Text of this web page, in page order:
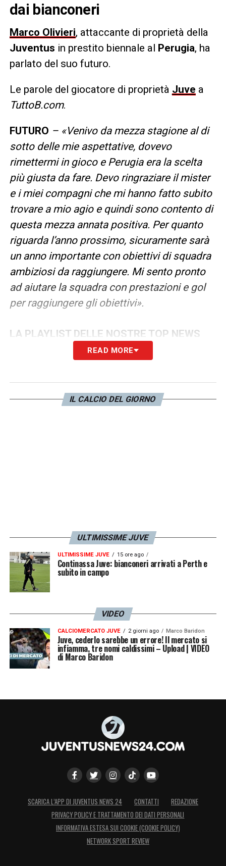
dai bianconeri
Marco Olivieri, attaccante di proprietà della
Juventus in prestito biennale al Perugia, ha
parlato del suo futuro.
Le parole del giocatore di proprietà Juve a
TuttoB.com.
FUTURO – «Venivo da mezza stagione al di
sotto delle mie aspettative, dovevo
rimettermi in gioco e Perugia era la scelta
più giusta da fare. Devo ringraziare il mister
e i miei compagni che mi hanno fatto subito
trovare a mio agio e quindi sono contento di
questa mezza annata positiva. Per quanto
riguarda l’anno prossimo, sicuramente sarà
un anno importante con obiettivi di squadra
ambiziosi da raggiungere. Mi sento pronto
ad aiutare la squadra con prestazioni e gol
per raggiungere gli obiettivi».
LA PLAYLIST DELLE NOSTRE TOP NEWS
READ MORE
IL CALCIO DEL GIORNO
ULTIMISSIME JUVE
ULTIMISSIME JUVE 15 ore ago
Continassa Juve: bianconeri arrivati a Perth e
subito in campo
VIDEO
CALCIOMERCATO JUVE 2 giorni ago Marco Baridon
Juve, cederlo sarebbe un errore! Il mercato si
infiamma, tre nomi caldissimi – Upload | VIDEO
di Marco Baridon
SCARICA L’APP DI JUVENTUS NEWS 24 CONTATTI
REDAZIONE
PRIVACY POLICY E TRATTAMENTO DEI DATI PERSONALI
INFORMATIVA ESTESA SUI COOKIE (COOKIE POLICY)
NETWORK SPORT REVIEW